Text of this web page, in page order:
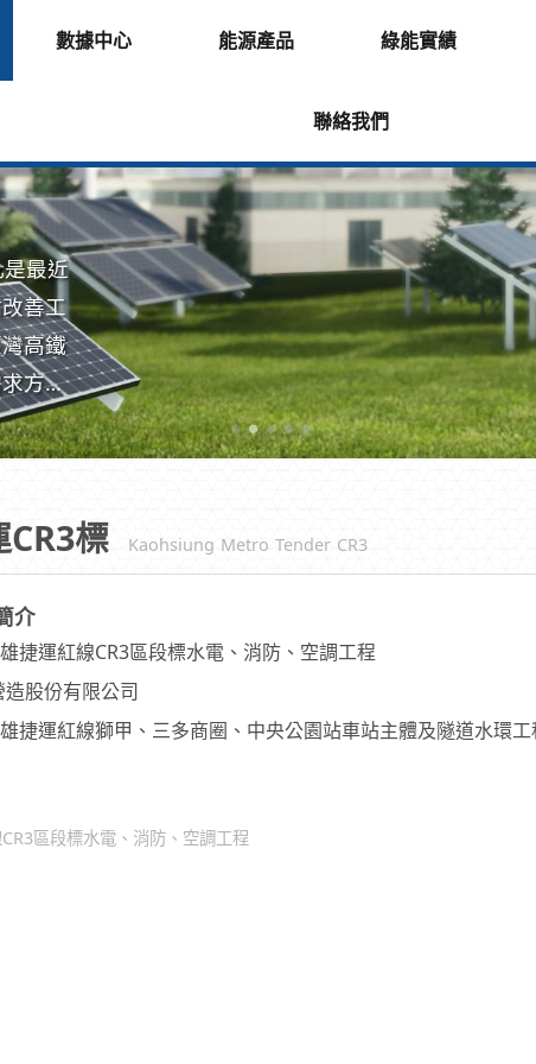
數據中心 能源產品 綠能實績
聯絡我們
最近
善工
高鐵
方
標 Kaohsiung Metro Tender CR3
介
捷運紅線CR3區段標水電、消防、空調工程
股份有限公司
捷運紅線獅甲、三多商圈、中央公園站車站主體及隧道水環工
區段標水電、消防、空調工程